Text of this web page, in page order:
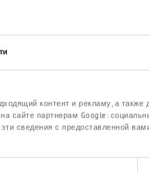
контент и рекламу, а также
сайте партнерам Google:
сведения с предоставленной